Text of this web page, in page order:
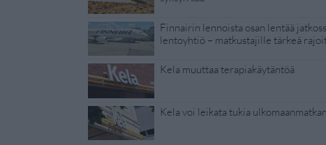
Finnairin lennoista osan lentää
lentoyhtiö – matkustajille tärkeä
Kela muuttaa terapiakäytäntöä
Kela voi leikata tukia